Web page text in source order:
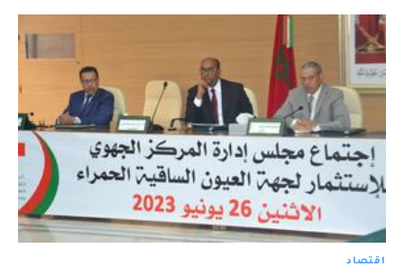
اقتصاد